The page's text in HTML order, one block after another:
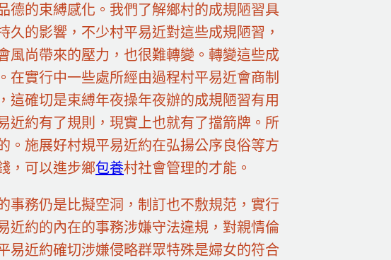
德的束縛感化。我們了解鄉村的成規陋習具
的影響，不少村平易近對這些成規陋習，
風尚帶來的壓力，也很難轉變。轉變這些成
實行中一些處所經由過程村平易近會商制
這確切是束縛年夜操年夜辦的成規陋習有用
近約有了規則，現實上也就有了擋箭牌。所
。施展好村規平易近約在弘揚公序良俗等方
，可以進步鄉包養村社會管理的才能。
事務仍是比擬空洞，制訂也不敷規范，實行
近約的內在的事務涉嫌守法違規，對親情倫
易近約確切涉嫌侵略群眾特殊是婦女的符合